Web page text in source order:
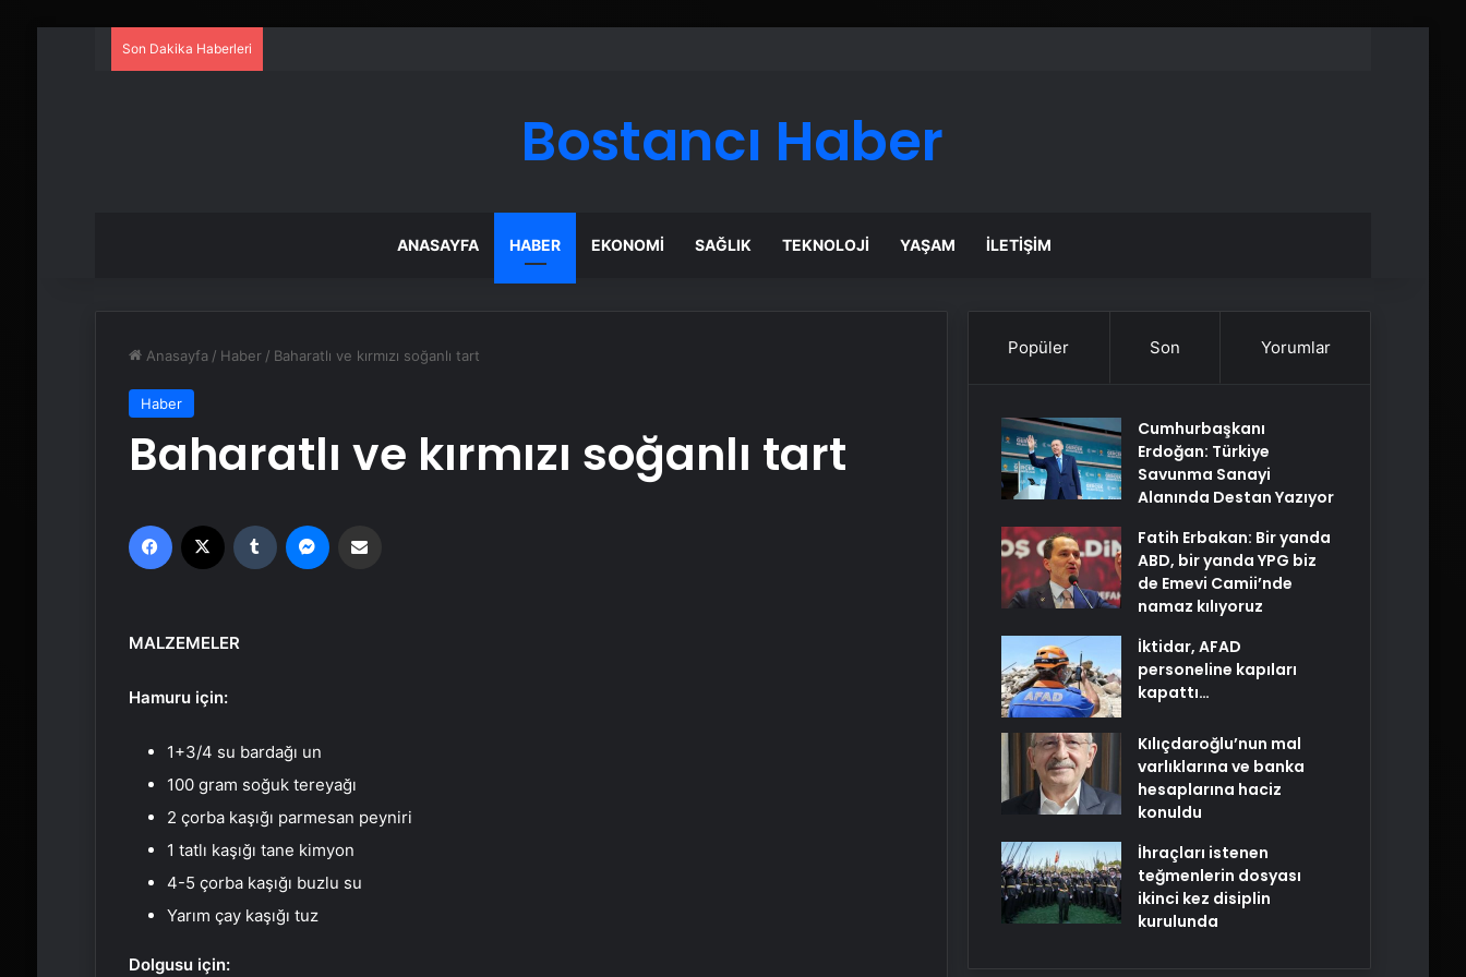
Son Dakika Haberleri
Bostancı Haber
ANASAYFA HABER EKONOMI SAĞLIK TEKNOLOJI YAŞAM İLETIŞIM
Anasayfa / Haber / Baharatlı ve kırmızı soğanlı tart
Haber
Baharatlı ve kırmızı soğanlı tart
Facebook Tumblr
MALZEMELER
Hamuru için:
1+3/4 su bardağı un
100 gram soğuk tereyağı
2 çorba kaşığı parmesan peyniri
1 tatlı kaşığı tane kimyon
4-5 çorba kaşığı buzlu su
Yarım çay kaşığı tuz
Dolgusu için:
Popüler Son Yorumlar
Cumhurbaşkanı
Erdoğan: Türkiye
Savunma Sanayi
Alanında Destan Yazıyor
Fatih Erbakan: Bir yanda
ABD, bir yanda YPG biz
de Emevi Camii’nde
namaz kılıyoruz
İktidar, AFAD
personeline kapıları
kapattı…
Kılıçdaroğlu’nun mal
varlıklarına ve banka
hesaplarına haciz
konuldu
İhraçları istenen
teğmenlerin dosyası
ikinci kez disiplin
kurulunda